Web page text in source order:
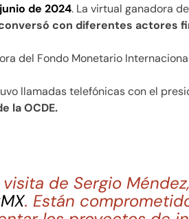
de 2024. La virtual ganadora
con diferentes actores
del Fondo Monetario
llamadas telefónicas con el
la OCDE.
visita de Sergio
. Están